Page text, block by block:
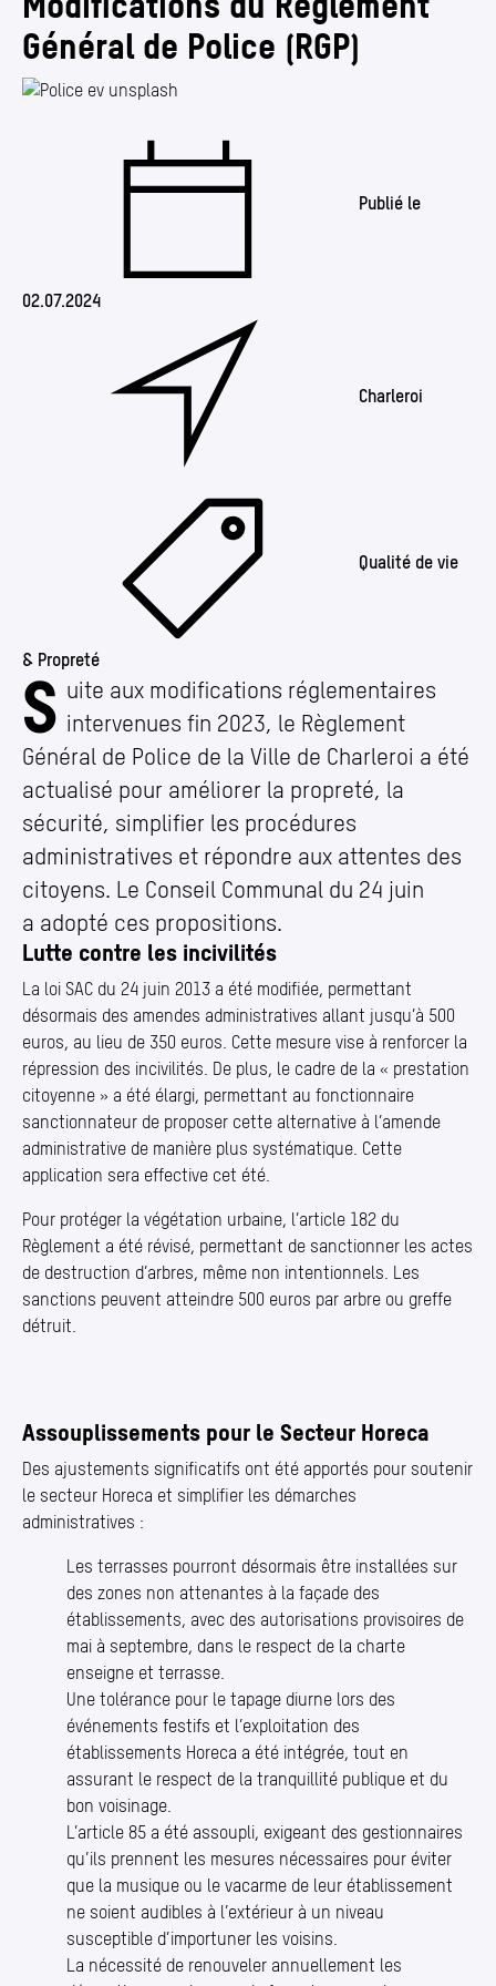
Annuaire
Media center
Mes démarches
Général de Police (RGP)
Publié le
02.07.2024
Charleroi
Qualité de vie
& Propreté
Modifications du Règlement Général de Police
S uite aux modifications réglementaires
intervenues fin 2023, le Règlement
Général de Police de la Ville de Charleroi a été
actualisé pour améliorer la propreté, la
sécurité, simplifier les procédures
administratives et répondre aux attentes des
citoyens. Le Conseil Communal du 24 juin
a adopté ces propositions.
Lutte contre les incivilités
La loi SAC du 24 juin 2013 a été modifiée, permettant
désormais des amendes administratives allant jusqu’à 500
euros, au lieu de 350 euros. Cette mesure vise à renforcer la
répression des incivilités. De plus, le cadre de la « prestation
citoyenne » a été élargi, permettant au fonctionnaire
sanctionnateur de proposer cette alternative à l’amende
administrative de manière plus systématique. Cette
application sera effective cet été.
Pour protéger la végétation urbaine, l’article 182 du
Règlement a été révisé, permettant de sanctionner les actes
de destruction d’arbres, même non intentionnels. Les
sanctions peuvent atteindre 500 euros par arbre ou greffe
détruit.
Assouplissements pour le Secteur Horeca
Des ajustements significatifs ont été apportés pour soutenir
le secteur Horeca et simplifier les démarches
administratives :
Les terrasses pourront désormais être installées sur
des zones non attenantes à la façade des
établissements, avec des autorisations provisoires de
mai à septembre, dans le respect de la charte
enseigne et terrasse.
Une tolérance pour le tapage diurne lors des
événements festifs et l’exploitation des
établissements Horeca a été intégrée, tout en
assurant le respect de la tranquillité publique et du
bon voisinage.
L’article 85 a été assoupli, exigeant des gestionnaires
qu’ils prennent les mesures nécessaires pour éviter
que la musique ou le vacarme de leur établissement
ne soient audibles à l’extérieur à un niveau
susceptible d’importuner les voisins.
La nécessité de renouveler annuellement les